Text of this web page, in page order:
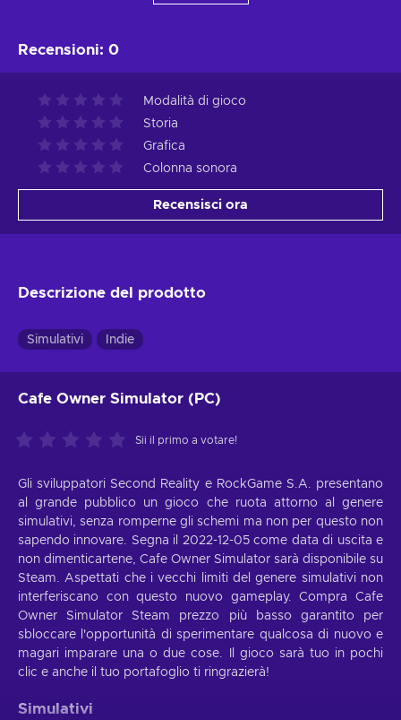
Recensioni: 0
Modalità di gioco
Storia
Grafica
Colonna sonora
Recensisci ora
Descrizione del prodotto
Simulativi Indie
Cafe Owner Simulator (PC)
Sii il primo a votare!
Gli sviluppatori Second Reality e RockGame S.A. presentano
al grande pubblico un gioco che ruota attorno al genere
simulativi, senza romperne gli schemi ma non per questo non
sapendo innovare. Segna il 2022-12-05 come data di uscita e
non dimenticartene, Cafe Owner Simulator sarà disponibile su
Steam. Aspettati che i vecchi limiti del genere simulativi non
interferiscano con questo nuovo gameplay. Compra Cafe
Owner Simulator Steam prezzo più basso garantito per
sbloccare l'opportunità di sperimentare qualcosa di nuovo e
magari imparare una o due cose. Il gioco sarà tuo in pochi
clic e anche il tuo portafoglio ti ringrazierà!
Simulativi